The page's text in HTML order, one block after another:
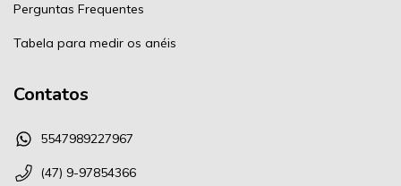
Perguntas Frequentes
Tabela para medir os anéis
Contatos
5547989227967
(47) 9-97854366